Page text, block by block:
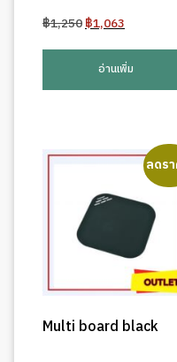
฿1,250Original
was:
฿1,250.
฿1,063
is:
฿1,063.
อ่านเพิ่ม
ลดร
Multi board black